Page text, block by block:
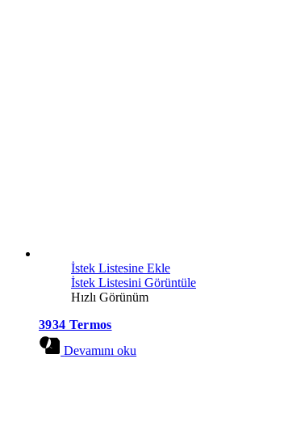
İstek Listesine Ekle
İstek Listesini Görüntüle
Hızlı Görünüm
3934 Termos
Devamını oku